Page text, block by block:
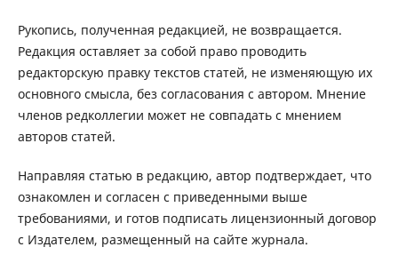
Рукопись, полученная редакцией, не возвращается.
Редакция оставляет за собой право проводить
редакторскую правку текстов статей, не изменяющую их
основного смысла, без согласования с автором. Мнение
членов редколлегии может не совпадать с мнением
авторов статей.
Направляя статью в редакцию, автор подтверждает, что
ознакомлен и согласен с приведенными выше
требованиями, и готов подписать лицензионный договор
с Издателем, размещенный на сайте журнала.